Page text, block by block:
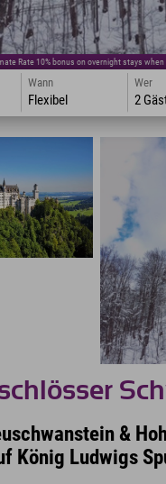
Rate 10% bonus on overnight stays
Wann
Flexibel
Wer
2
&
König Ludwigs